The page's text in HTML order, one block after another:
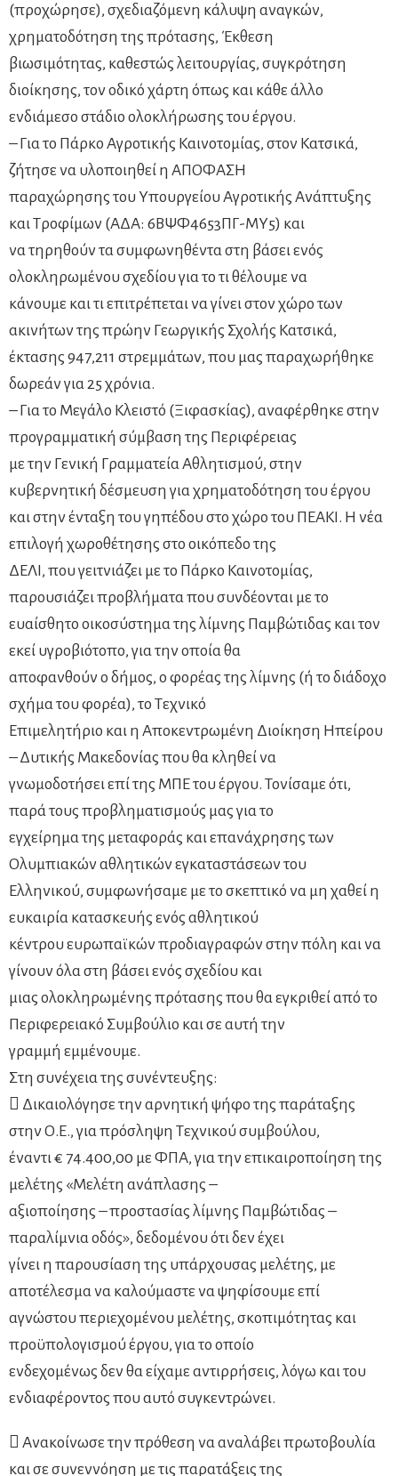
(προχώρησε), σχεδιαζόμενη κάλυψη αναγκών,
χρηματοδότηση της πρότασης, Έκθεση
βιωσιμότητας, καθεστώς λειτουργίας, συγκρότηση
διοίκησης, τον οδικό χάρτη όπως και κάθε άλλο
ενδιάμεσο στάδιο ολοκλήρωσης του έργου.
– Για το Πάρκο Αγροτικής Καινοτομίας, στον Κατσικά,
ζήτησε να υλοποιηθεί η ΑΠΟΦΑΣΗ
παραχώρησης του Υπουργείου Αγροτικής Ανάπτυξης
και Τροφίμων (ΑΔΑ: 6ΒΨΦ4653ΠΓ-ΜΥ5) και
να τηρηθούν τα συμφωνηθέντα στη βάσει ενός
ολοκληρωμένου σχεδίου για το τι θέλουμε να
κάνουμε και τι επιτρέπεται να γίνει στον χώρο των
ακινήτων της πρώην Γεωργικής Σχολής Κατσικά,
έκτασης 947,211 στρεμμάτων, που μας παραχωρήθηκε
δωρεάν για 25 χρόνια.
– Για το Μεγάλο Κλειστό (Ξιφασκίας), αναφέρθηκε στην
προγραμματική σύμβαση της Περιφέρειας
με την Γενική Γραμματεία Αθλητισμού, στην
κυβερνητική δέσμευση για χρηματοδότηση του έργου
και στην ένταξη του γηπέδου στο χώρο του ΠΕΑΚΙ. Η νέα
επιλογή χωροθέτησης στο οικόπεδο της
ΔΕΛΙ, που γειτνιάζει με το Πάρκο Καινοτομίας,
παρουσιάζει προβλήματα που συνδέονται με το
ευαίσθητο οικοσύστημα της λίμνης Παμβώτιδας και τον
εκεί υγροβιότοπο, για την οποία θα
αποφανθούν ο δήμος, ο φορέας της λίμνης (ή το διάδοχο
σχήμα του φορέα), το Τεχνικό
Επιμελητήριο και η Αποκεντρωμένη Διοίκηση Ηπείρου
– Δυτικής Μακεδονίας που θα κληθεί να
γνωμοδοτήσει επί της ΜΠΕ του έργου. Τονίσαμε ότι,
παρά τους προβληματισμούς μας για το
εγχείρημα της μεταφοράς και επανάχρησης των
Ολυμπιακών αθλητικών εγκαταστάσεων του
Ελληνικού, συμφωνήσαμε με το σκεπτικό να μη χαθεί η
ευκαιρία κατασκευής ενός αθλητικού
κέντρου ευρωπαϊκών προδιαγραφών στην πόλη και να
γίνουν όλα στη βάσει ενός σχεδίου και
μιας ολοκληρωμένης πρότασης που θα εγκριθεί από το
Περιφερειακό Συμβούλιο και σε αυτή την
γραμμή εμμένουμε.
Στη συνέχεια της συνέντευξης:
 Δικαιολόγησε την αρνητική ψήφο της παράταξης
στην Ο.Ε., για πρόσληψη Τεχνικού συμβούλου,
έναντι € 74.400,00 με ΦΠΑ, για την επικαιροποίηση της
μελέτης «Μελέτη ανάπλασης –
αξιοποίησης – προστασίας λίμνης Παμβώτιδας –
παραλίμνια οδός», δεδομένου ότι δεν έχει
γίνει η παρουσίαση της υπάρχουσας μελέτης, με
αποτέλεσμα να καλούμαστε να ψηφίσουμε επί
αγνώστου περιεχομένου μελέτης, σκοπιμότητας και
προϋπολογισμού έργου, για το οποίο
ενδεχομένως δεν θα είχαμε αντιρρήσεις, λόγω και του
ενδιαφέροντος που αυτό συγκεντρώνει.
 Ανακοίνωσε την πρόθεση να αναλάβει πρωτοβουλία
και σε συνεννόηση με τις παρατάξεις της